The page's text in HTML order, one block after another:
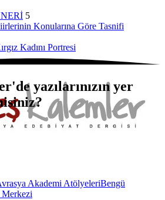
5
Konularına Göre Tasnifi
Kadını Portresi
yazılarınızın yer
Akademi AtölyeleriBengü